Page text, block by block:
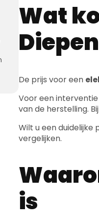
Wat
De prijs voor een
Voor een
van de herstelling.
Wilt u een
vergelijken.
is